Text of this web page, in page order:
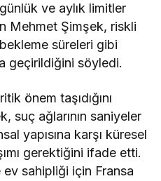
ve aylık limitler
Mehmet Şimşek, riskli
süreleri gibi
geçirildiğini söyledi.
önem taşıdığını
suç ağlarının saniyeler
yapısına karşı küresel
gerektiğini ifade etti.
sahipliği için Fransa